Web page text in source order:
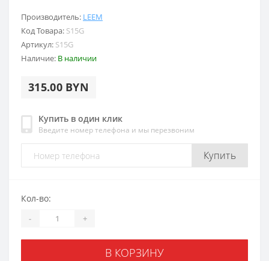
Производитель: LEEM
Код Товара: S15G
Артикул: S15G
Наличие: В наличии
315.00 BYN
Купить в один клик
Введите номер телефона и мы перезвоним
Купить
Кол-во:
- +
В КОРЗИНУ